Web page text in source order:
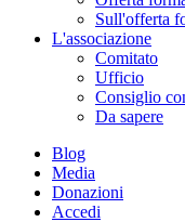
Sull'offerta
L'associazione
Comitato
Ufficio
Consiglio
Da sapere
Blog
Media
Donazioni
Accedi